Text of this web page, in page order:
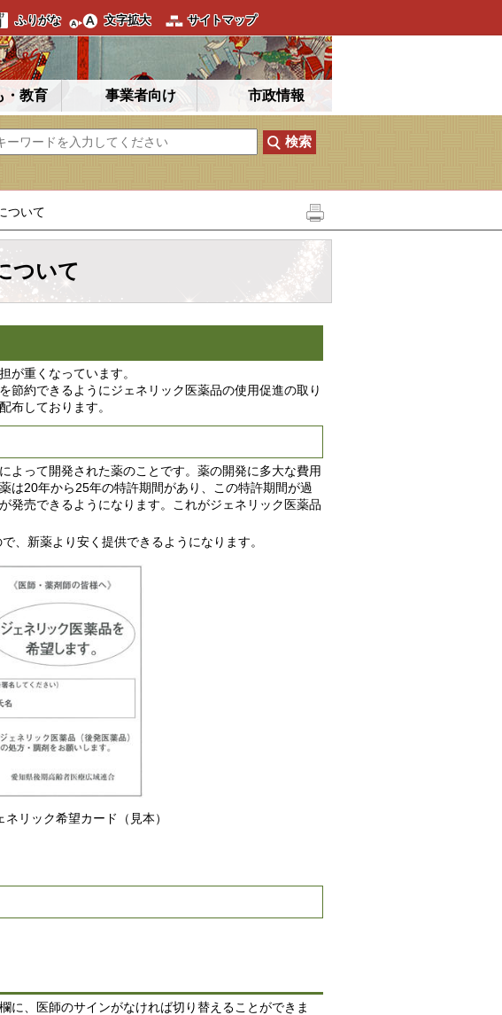
ふりがな 文字拡大 サイトマップ
・教育 事業者向け 市政情報
ついて
ついて
重くなっています。
節約できるようにジェネリック医薬品の使用促進の取り
布しております。
って開発された薬のことです。薬の開発に多大な費用
は20年から25年の特許期間があり、この特許期間が過
発売できるようになります。これがジェネリック医薬品
、新薬より安く提供できるようになります。
ネリック希望カード（見本）
、医師のサインがなければ切り替えることができま